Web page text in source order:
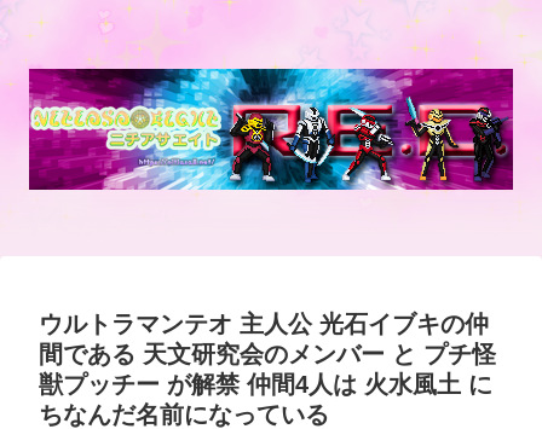
ウルトラマンテオ 主人公 光石イブキの仲
間である 天文研究会のメンバー と プチ怪
獣プッチー が解禁 仲間4人は 火水風土 に
ちなんだ名前になっている